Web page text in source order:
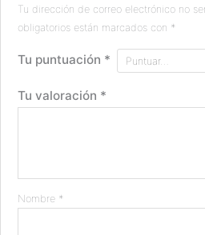
Tu dirección de correo electrónico no
obligatorios están marcados con *
Tu puntuación *
Tu valoración *
Nombre *